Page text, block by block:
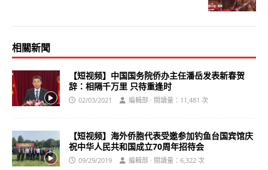
相關新聞
【短视频】中国国务院侨办主任潘岳发表新春贺
辞：相隔千万里 只待重逢时
02/03/2021 編輯部 · 閱讀量：11,481 次
【短视频】海外侨胞代表受邀参加钓鱼台国宾馆庆
祝中华人民共和国成立70周年招待会
09/29/2019 編輯部 · 閱讀量：6,322 次